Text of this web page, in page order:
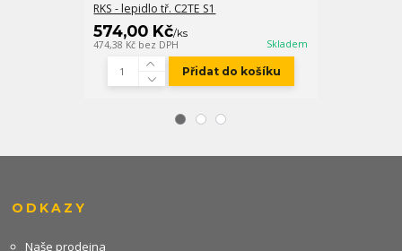
RKS - lepidlo tř. C2TE S1
574,00 Kč/ks
474,38 Kč bez DPH Skladem
Přidat do košíku
ODKAZY
Naše prodejna